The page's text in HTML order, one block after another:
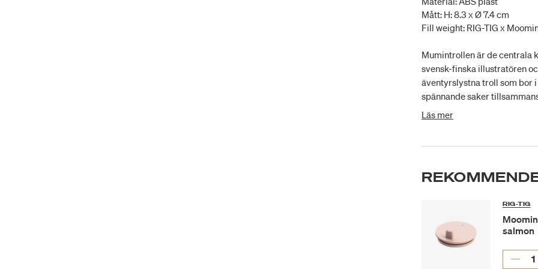
Mått: H: 8.3 x Ø 7.4 cm
Fill weight: RIG-TIG x
Mumintrollen är de centrala
svensk-finska illustratören
äventyrslystna troll som bor
spännande saker
mission om att skapa kärlek
ABC-koppen finns i 26
och är tillverkad av ABS-
drickpip till koppen till de
koppen och drickpipen tål
skadliga ämnen.
Läs mer
RIG-TIG
salmon